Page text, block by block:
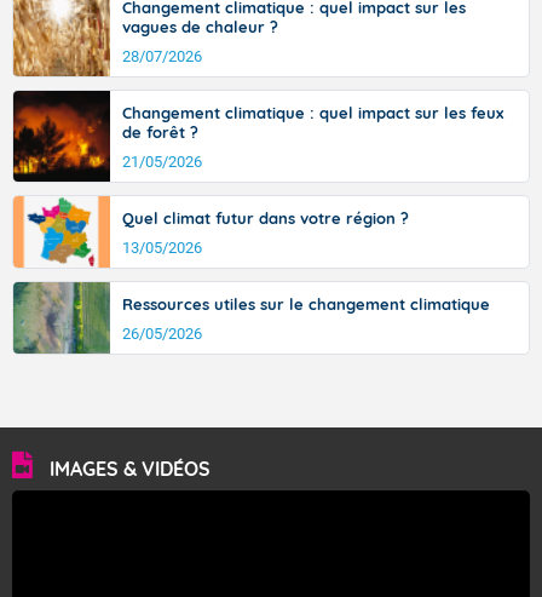
Températures maximales : 33 degrés. Ces
températures se situent au-dessus des valeurs
normalement observées.
Vent faible d'Ouest-Nord-Ouest.
Pour lundi matin.
Soleil et ciel bleu prédominent.
Températures minimales : 19 degrés.
Vent faible.
Pour lundi après-midi.
Petit vent de Nord-Ouest généralement faible.
Fermer
Changement climatique : quel impact sur les
vagues de chaleur ?
28/07/2026
Changement climatique : quel impact sur les feux
de forêt ?
21/05/2026
Quel climat futur dans votre région ?
13/05/2026
Ressources utiles sur le changement climatique
26/05/2026
IMAGES & VIDÉOS